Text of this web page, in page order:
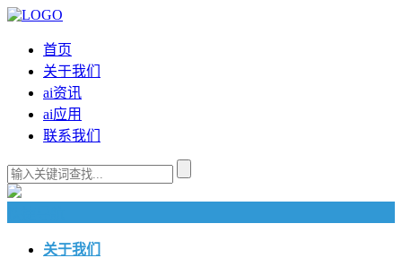
首页
关于我们
ai资讯
ai应用
联系我们
关于我们